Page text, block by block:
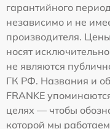
гарантийного
независимо и не
производителя.
носят
не являются
ГК РФ. Названия и
FRANKE
целях — чтобы
которой мы